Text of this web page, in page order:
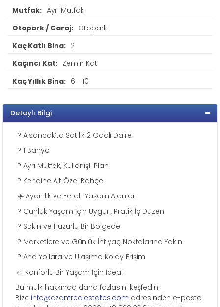
Mutfak: Ayrı Mutfak
Otopark / Garaj: Otopark
Kaç Katlı Bina: 2
Kaçıncı Kat: Zemin Kat
Kaç Yıllık Bina: 6 - 10
Detaylı Bilgi
? Alsancak’ta Satılık 2 Odalı Daire
? 1 Banyo
?️ Ayrı Mutfak, Kullanışlı Plan
? Kendine Ait Özel Bahçe
☀️ Aydınlık ve Ferah Yaşam Alanları
?️ Günlük Yaşam İçin Uygun, Pratik İç Düzen
? Sakin ve Huzurlu Bir Bölgede
? Marketlere ve Günlük İhtiyaç Noktalarına Yakın
? Ana Yollara ve Ulaşıma Kolay Erişim
✅ Konforlu Bir Yaşam İçin İdeal
Bu mülk hakkında daha fazlasını keşfedin!
Bize info@azantrealestates.com adresinden e-posta